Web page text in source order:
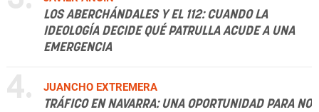
LOS ABERCHÁNDALES Y EL 112: CUANDO LA
IDEOLOGÍA DECIDE QUÉ PATRULLA ACUDE A UNA
EMERGENCIA
4.
JUANCHO EXTREMERA
TRÁFICO EN NAVARRA: UNA OPORTUNIDAD PARA NO